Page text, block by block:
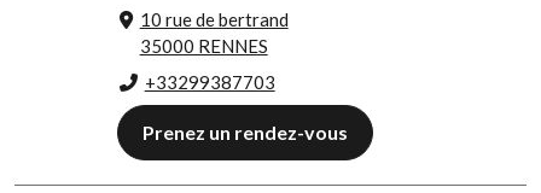
10 rue de bertrand
35000 RENNES
+33299387703
Prenez un rendez-vous